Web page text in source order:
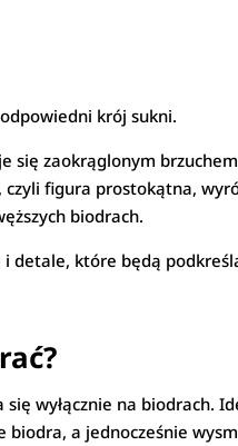
krój sukni.
się zaokrąglonym
figura prostokątna,
biodrach.
detale, które będą
wyłącznie na biodrach.
a jednocześnie